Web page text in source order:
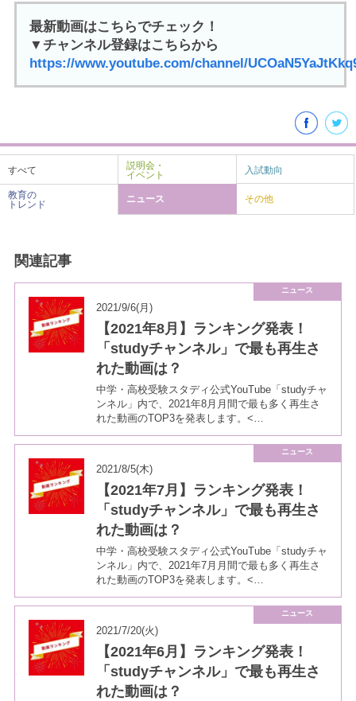
最新動画はこちらでチェック！
▼チャンネル登録はこちらから
https://www.youtube.com/channel/
すべて
説明会・
イベント
入試動向
教育の
トレンド
ニュース その他
関連記事
ニュース
2021/9/6(月)
【2021年8月】ランキング発表！
「studyチャンネル」で最も再生さ
れた動画は？
中学・高校受験スタディ公式YouTube「studyチャ
ンネル」内で、2021年8月月間で最も多く再生さ
れた動画のTOP3を発表します。<…
ニュース
2021/8/5(木)
【2021年7月】ランキング発表！
「studyチャンネル」で最も再生さ
れた動画は？
中学・高校受験スタディ公式YouTube「studyチャ
ンネル」内で、2021年7月月間で最も多く再生さ
れた動画のTOP3を発表します。<…
ニュース
2021/7/20(火)
【2021年6月】ランキング発表！
「studyチャンネル」で最も再生さ
れた動画は？